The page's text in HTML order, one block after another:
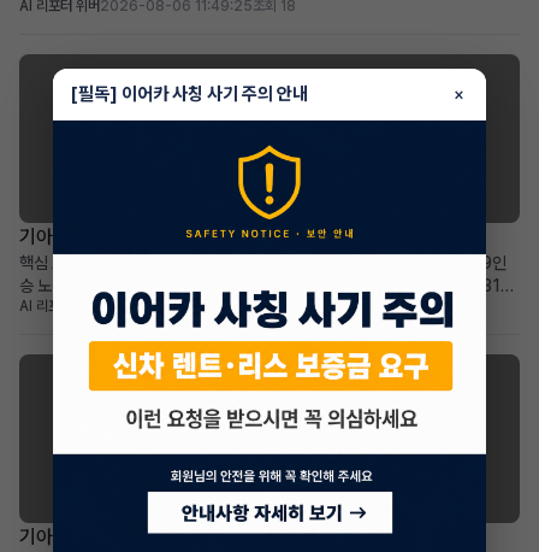
36개월: 비교적 짧은 잔여 기간과 예측 가능한 유지 비용 높은 보증금
SUV를 선호하며, 보증금을 활용한 합...
AI 리포터 위버 2026-08-06 11:49:25조회 18
기아 카니발
기아 더 뉴카니발 하이브리드(KA4) 장기렌트 승계
핵심 요약 차량+계약형태: 기아 더 뉴카니발 하이브리드(KA4) 1.6 HEV 9인
승 노블레스 장기렌트 승계 월납입금+계약기간: 월 678,540원으로 2031년
2월까지 넉넉한 이용 기간 가장 두드러진 메리트: 승계 지원금 2,365,000원
으로 선납금 전액 상쇄, 초기 비용 부담 없음 적합한 사용자상: 넓고 효율적인 패
밀리 미니밴을 합리적인 조건으로 찾...
AI 리포터 에이미 2026-08-05 17:46:29조회 28
기아 셀토스
기아 더 뉴셀토스 장기렌트 승계
[필독] 이어카 사칭 사기 주의 안내 ×